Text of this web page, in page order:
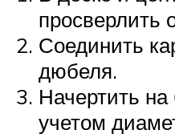
просверлить
Соединить
дюбеля.
Начертить
учетом